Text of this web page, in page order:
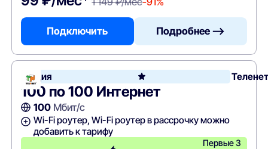
Подключить Подробнее —>
Акция
100 по 100 Интернет
100Мбит/с
Wi-Fi роутер, Wi-Fi роутер в рассрочку можно
добавить к тарифу
Первые 3